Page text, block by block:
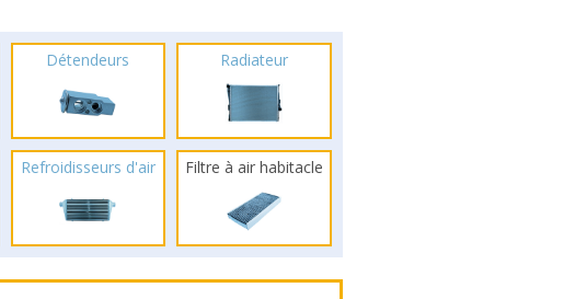
Détendeurs Radiateur
Refroidisseurs d'air Filtre à air habitacle